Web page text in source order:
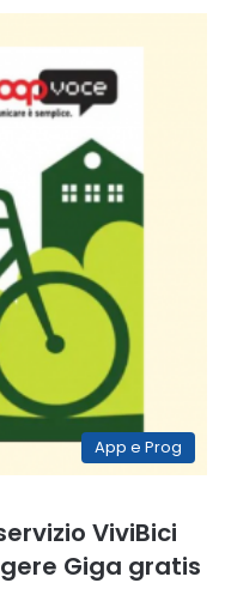
App e Prog
ViviBici
Giga gratis